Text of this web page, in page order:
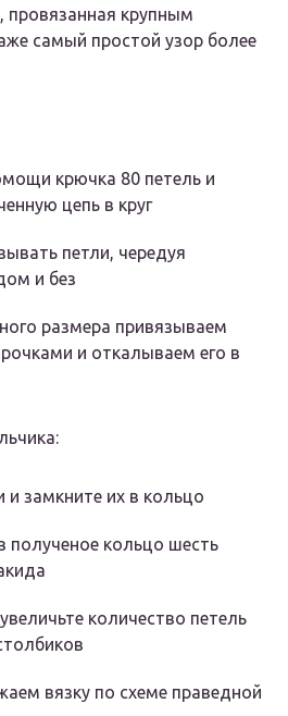
провязанная крупным
самый простой узор более
крючка 80 петель и
цепь в круг
петли, чередуя
и без
размера привязываем
и откалываем его в
и замкните их в кольцо
полученое кольцо шесть
количество петель
вязку по схеме праведной